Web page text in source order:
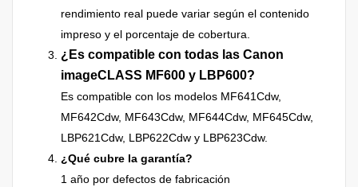
rendimiento real puede variar según el contenido
impreso y el porcentaje de cobertura.
¿Es compatible con todas las Canon
imageCLASS MF600 y LBP600?
Es compatible con los modelos MF641Cdw,
MF642Cdw, MF643Cdw, MF644Cdw, MF645Cdw,
LBP621Cdw, LBP622Cdw y LBP623Cdw.
¿Qué cubre la garantía?
1 año por defectos de fabricación